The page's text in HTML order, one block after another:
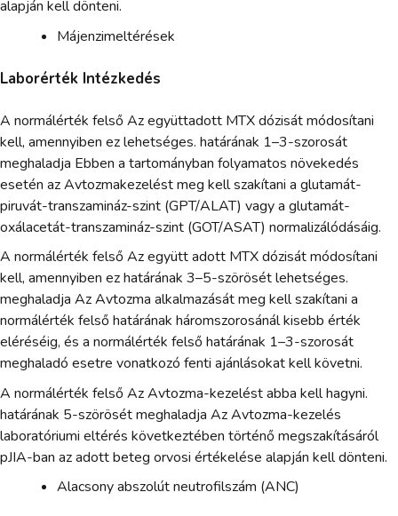
alapján kell dönteni.
Májenzimeltérések
Laborérték Intézkedés
A normálérték felső Az együttadott MTX dózisát módosítani
kell, amennyiben ez lehetséges. határának 1–3-szorosát
meghaladja Ebben a tartományban folyamatos növekedés
esetén az Avtozmakezelést meg kell szakítani a glutamát-
piruvát-transzamináz-szint (GPT/ALAT) vagy a glutamát-
oxálacetát-transzamináz-szint (GOT/ASAT) normalizálódásáig.
A normálérték felső Az együtt adott MTX dózisát módosítani
kell, amennyiben ez határának 3–5-szörösét lehetséges.
meghaladja Az Avtozma alkalmazását meg kell szakítani a
normálérték felső határának háromszorosánál kisebb érték
eléréséig, és a normálérték felső határának 1–3-szorosát
meghaladó esetre vonatkozó fenti ajánlásokat kell követni.
A normálérték felső Az Avtozma-kezelést abba kell hagyni.
határának 5-szörösét meghaladja Az Avtozma-kezelés
laboratóriumi eltérés következtében történő megszakításáról
pJIA-ban az adott beteg orvosi értékelése alapján kell dönteni.
Alacsony abszolút neutrofilszám (ANC)